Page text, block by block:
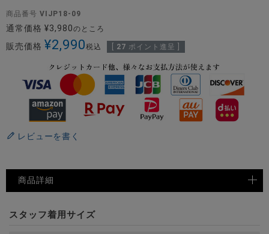
商品番号 VIJP18-09
通常価格 ¥3,980のところ
販売価格 ¥2,990税込 27 ポイント進呈 ]
レビューを書く
商品詳細
スタッフ着用サイズ